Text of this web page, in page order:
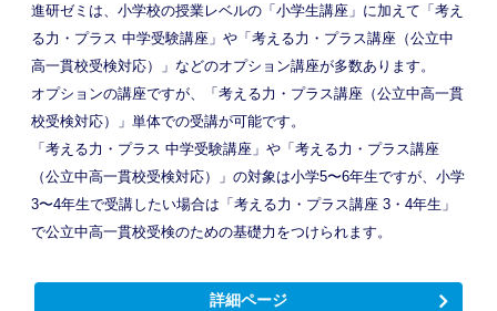
進研ゼミは、小学校の授業レベルの「小学生講座」に加えて「考え
る力・プラス 中学受験講座」や「考える力・プラス講座（公立中
高一貫校受検対応）」などのオプション講座が多数あります。
オプションの講座ですが、「考える力・プラス講座（公立中高一貫
校受検対応）」単体での受講が可能です。
「考える力・プラス 中学受験講座」や「考える力・プラス講座
（公立中高一貫校受検対応）」の対象は小学5〜6年生ですが、小学
3〜4年生で受講したい場合は「考える力・プラス講座 3・4年生」
で公立中高一貫校受検のための基礎力をつけられます。
詳細ページ